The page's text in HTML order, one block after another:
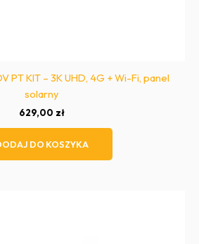
PT KIT – 3K UHD, 4G + Wi-Fi, panel
solarny
629,00 zł
DO KOSZYKA